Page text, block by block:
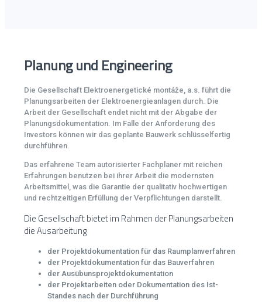
Planung und Engineering
Die Gesellschaft Elektroenergetické montáže, a.s. führt die
Planungsarbeiten der Elektroenergieanlagen durch. Die
Arbeit der Gesellschaft endet nicht mit der Abgabe der
Planungsdokumentation. Im Falle der Anforderung des
Investors können wir das geplante Bauwerk schlüsselfertig
durchführen.
Das erfahrene Team autorisierter Fachplaner mit reichen
Erfahrungen benutzen bei ihrer Arbeit die modernsten
Arbeitsmittel, was die Garantie der qualitativ hochwertigen
und rechtzeitigen Erfüllung der Verpflichtungen darstellt.
Die Gesellschaft bietet im Rahmen der Planungsarbeiten
die Ausarbeitung
der Projektdokumentation für das Raumplanverfahren
der Projektdokumentation für das Bauverfahren
der Ausübunsprojektdokumentation
der Projektarbeiten oder Dokumentation des Ist-
Standes nach der Durchführung